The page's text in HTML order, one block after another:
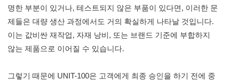
명한 부분이 있거나, 테스트되지 않은 부품이 있다면, 이러한 문
제들은 대량 생산 과정에서도 거의 확실하게 나타날 것입니다.
이는 값비싼 재작업, 자재 낭비, 또는 브랜드 기준에 부합하지
않는 제품으로 이어질 수 있습니다.
그렇기 때문에 UNIT-100은 고객에게 최종 승인을 하기 전에 중